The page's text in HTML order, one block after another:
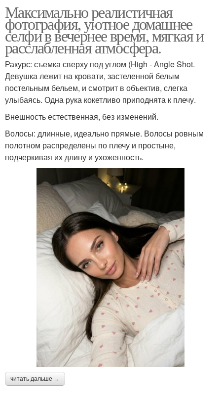
Максимально реалистичная
фотография, уютное домашнее
селфи в вечернее время, мягкая и
расслабленная атмосфера.
Ракурс: съемка сверху под углом (High - Angle Shot.
Девушка лежит на кровати, застеленной белым
постельным бельем, и смотрит в объектив, слегка
улыбаясь. Одна рука кокетливо приподнята к плечу.
Внешность естественная, без изменений.
Волосы: длинные, идеально прямые. Волосы ровным
полотном распределены по плечу и простыне,
подчеркивая их длину и ухоженность.
читать дальше →